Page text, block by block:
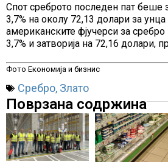
Спот среброто последен пат беше
3,7% на околу 72,13 долари за
американските фјучерси за сребро
3,7% и затворија на 72,16 долари,
Фото Економија и бизнис
Сребро, Злато
Поврзана содржина